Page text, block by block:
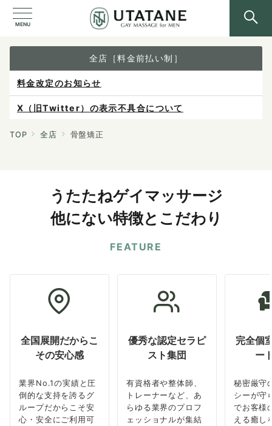
MENU
全店［料金前払い制］
料金改定のお知らせ
X（旧Twitter）の表示不具合について
ご予約は各店へ直接お問い合わせください。
料金は当日施術前にお支払いください。
TOP 全店 骨盤矯正
うたたねゲイマッサージ
他にない特徴とこだわり
FEATURE
全国展開だからこ
その安心感
業界No.1の実績と圧
倒的な支持を誇るグ
ループだからこそ安
心・安全にご利用可
優秀な認定セラピ
スト集団
有資格者や整体師、
トレーナーなど、あ
らゆる業界のプロフ
ェッショナルが集結
完全個
ー
秘密厳守
シーが守
でお客様
える癒し